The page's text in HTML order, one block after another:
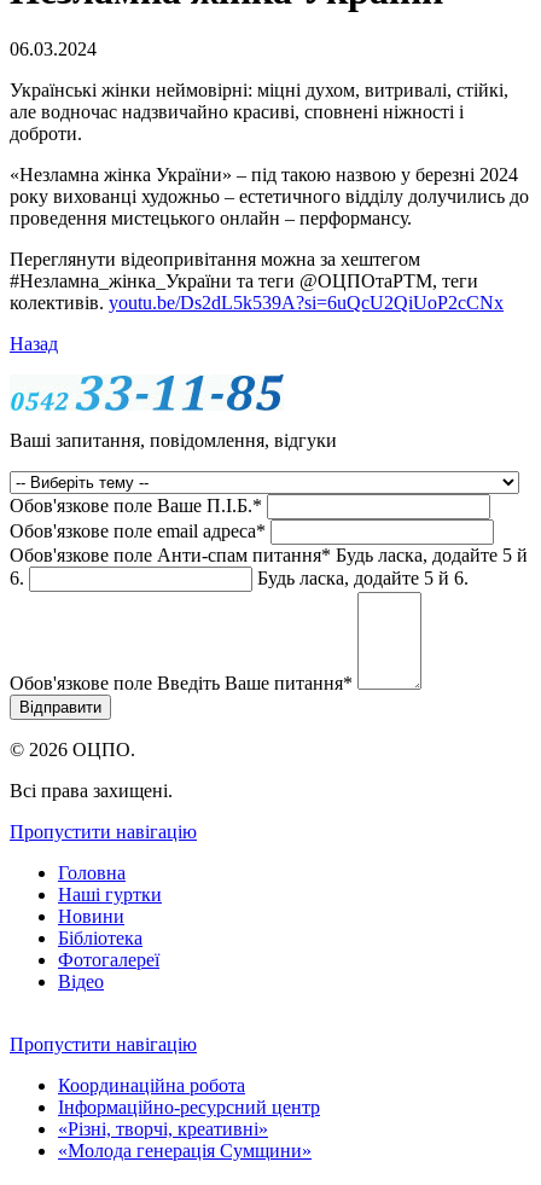
06.03.2024
Українські жінки неймовірні: міцні духом, витривалі, стійкі,
але водночас надзвичайно красиві, сповнені ніжності і
доброти.
«Незламна жінка України» – під такою назвою у березні 2024
року вихованці художньо – естетичного відділу долучились до
проведення мистецького онлайн – перформансу.
Переглянути відеопривітання можна за хештегом
#Незламна_жінка_України та теги @ОЦПОтаРТМ, теги
колективів. youtu.be/Ds2dL5k539A?si=6uQcU2QiUoP2cCNx
Назад
Ваші запитання, повідомлення, відгуки
Обов'язкове поле Ваше П.I.Б.*
Обов'язкове поле email адреса*
Обов'язкове поле Анти-спам питання* Будь ласка, додайте 5 й
6.
Будь ласка, додайте 5 й 6.
Обов'язкове поле Введіть Ваше питання*
© 2026 ОЦПО.
Всі права захищені.
Пропустити навігацію
Головна
Наші гуртки
Новини
Бібліотека
Фотогалереї
Відео
Пропустити навігацію
Координаційна робота
Інформаційно-ресурсний центр
«Різні, творчі, креативні»
«Молода генерація Сумщини»